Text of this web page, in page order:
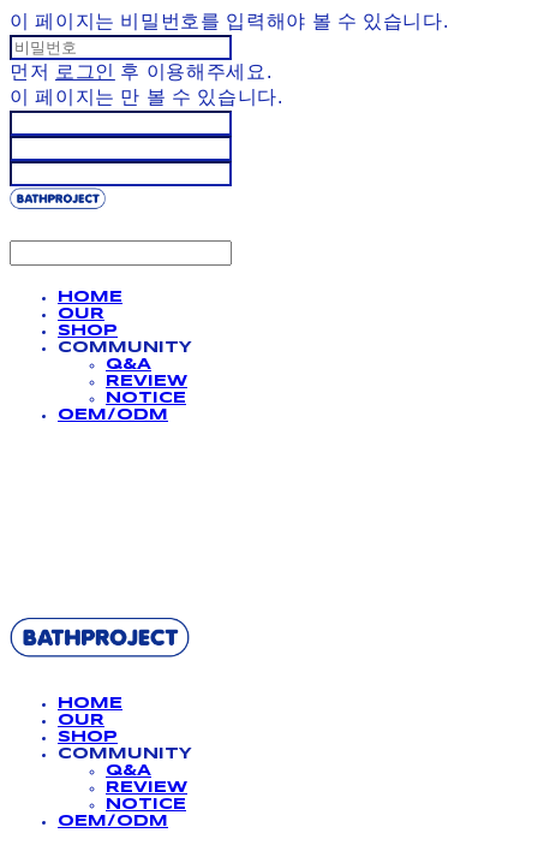
이 페이지는 비밀번호를 입력해야 볼 수 있습니다.
먼저 로그인 후 이용해주세요.
이 페이지는 만 볼 수 있습니다.
HOME
OUR
SHOP
COMMUNITY
Q&A
REVIEW
NOTICE
OEM/ODM
HOME
OUR
SHOP
COMMUNITY
Q&A
REVIEW
NOTICE
OEM/ODM